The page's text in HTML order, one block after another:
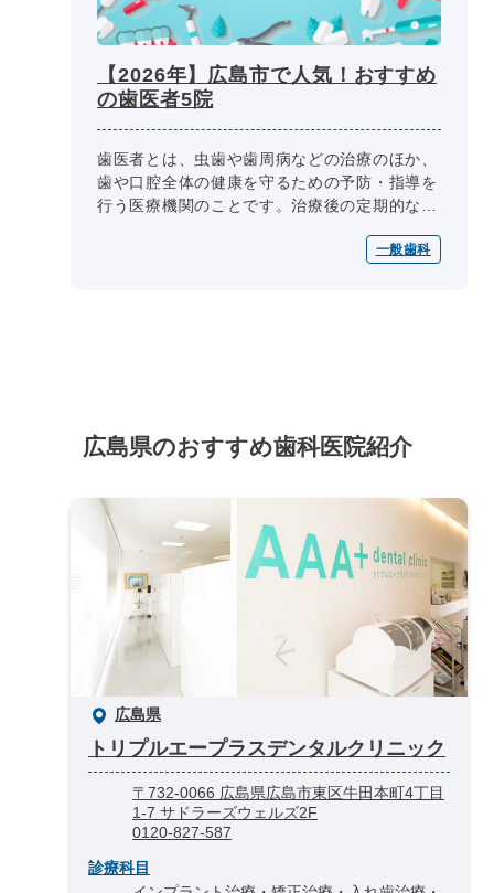
【2026年】広島市で人気！おすすめ
の歯医者5院
歯医者とは、虫歯や歯周病などの治療のほか、
歯や口腔全体の健康を守るための予防・指導を
行う医療機関のことです。治療後の定期的な検
一般歯科
広島県のおすすめ歯科医院紹介
広島県
トリプルエープラスデンタルクリニック
〒732-0066 広島県広島市東区牛田本町4丁目
1-7 サドラーズウェルズ2F
0120-827-587
診療科目